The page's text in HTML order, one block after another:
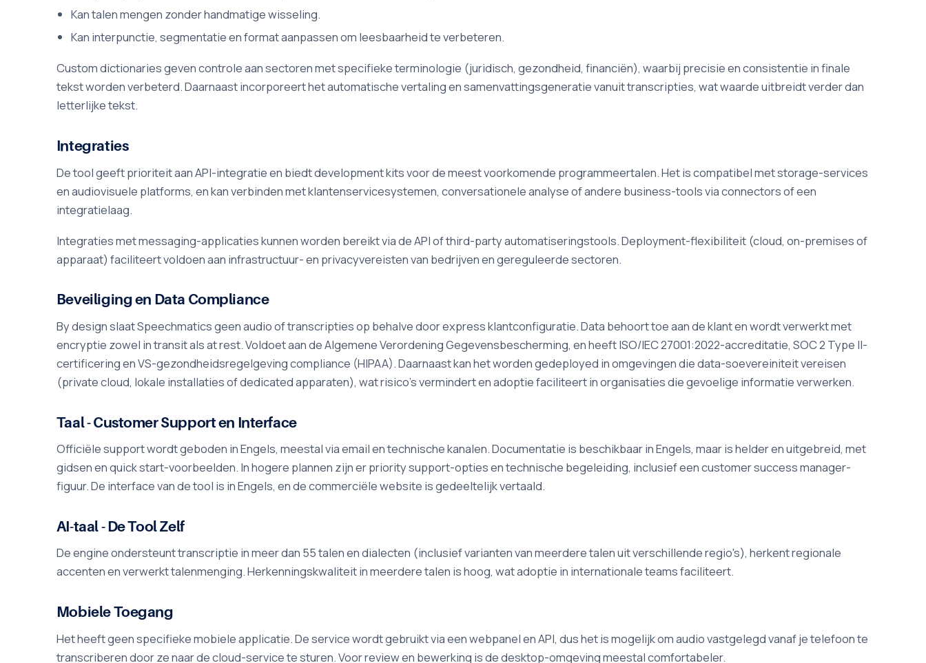
Kan talen mengen zonder handmatige wisseling.
Kan interpunctie, segmentatie en format aanpassen om leesbaarheid te verbeteren.
Custom dictionaries geven controle aan sectoren met specifieke terminologie (juridisch, gezondheid, financiën), waarbij precisie en consistentie in finale
tekst worden verbeterd. Daarnaast incorporeert het automatische vertaling en samenvattingsgeneratie vanuit transcripties, wat waarde uitbreidt verder dan
letterlijke tekst.
Integraties
De tool geeft prioriteit aan API-integratie en biedt development kits voor de meest voorkomende programmeertalen. Het is compatibel met storage-services
en audiovisuele platforms, en kan verbinden met klantenservicesystemen, conversationele analyse of andere business-tools via connectors of een
integratielaag.
Integraties met messaging-applicaties kunnen worden bereikt via de API of third-party automatiseringstools. Deployment-flexibiliteit (cloud, on-premises of
apparaat) faciliteert voldoen aan infrastructuur- en privacyvereisten van bedrijven en gereguleerde sectoren.
Beveiliging en Data Compliance
By design slaat Speechmatics geen audio of transcripties op behalve door express klantconfiguratie. Data behoort toe aan de klant en wordt verwerkt met
encryptie zowel in transit als at rest. Voldoet aan de Algemene Verordening Gegevensbescherming, en heeft ISO/IEC 27001:2022-accreditatie, SOC 2 Type II-
certificering en VS-gezondheidsregelgeving compliance (HIPAA). Daarnaast kan het worden gedeployed in omgevingen die data-soevereiniteit vereisen
(private cloud, lokale installaties of dedicated apparaten), wat risico's vermindert en adoptie faciliteert in organisaties die gevoelige informatie verwerken.
Taal - Customer Support en Interface
Officiële support wordt geboden in Engels, meestal via email en technische kanalen. Documentatie is beschikbaar in Engels, maar is helder en uitgebreid, met
gidsen en quick start-voorbeelden. In hogere plannen zijn er priority support-opties en technische begeleiding, inclusief een customer success manager-
figuur. De interface van de tool is in Engels, en de commerciële website is gedeeltelijk vertaald.
AI-taal - De Tool Zelf
De engine ondersteunt transcriptie in meer dan 55 talen en dialecten (inclusief varianten van meerdere talen uit verschillende regio's), herkent regionale
accenten en verwerkt talenmenging. Herkenningskwaliteit in meerdere talen is hoog, wat adoptie in internationale teams faciliteert.
Mobiele Toegang
Het heeft geen specifieke mobiele applicatie. De service wordt gebruikt via een webpanel en API, dus het is mogelijk om audio vastgelegd vanaf je telefoon te
transcriberen door ze naar de cloud-service te sturen. Voor review en bewerking is de desktop-omgeving meestal comfortabeler.